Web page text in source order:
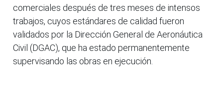
comerciales después de tres meses de intensos
trabajos, cuyos estándares de calidad fueron
validados por la Dirección General de Aeronáutica
Civil (DGAC), que ha estado permanentemente
supervisando las obras en ejecución.